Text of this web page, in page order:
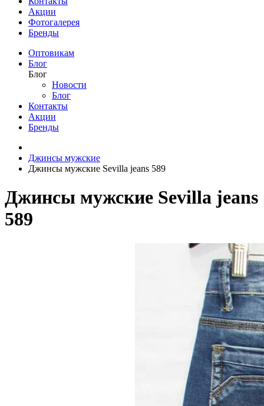
Акции
Фотогалерея
Бренды
Оптовикам
Блог
Блог
Новости
Блог
Контакты
Акции
Бренды
Джинсы мужские
Джинсы мужские Sevilla jeans 589
Джинсы мужские Sevilla jeans
589